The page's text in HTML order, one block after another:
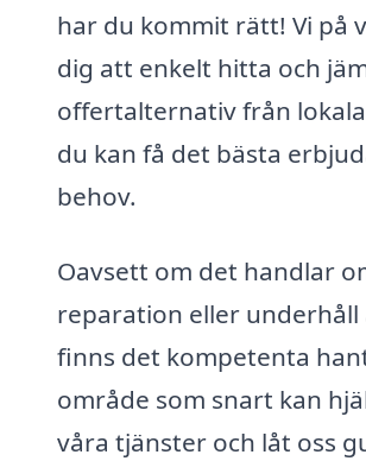
har du kommit rätt! Vi på
dig att enkelt hitta och
offertalternativ från
du kan få det bästa
behov.
Oavsett om det handlar
reparation eller underhåll
finns det kompetenta
område som snart kan
våra tjänster och låt oss